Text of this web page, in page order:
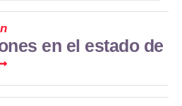
en el estado de